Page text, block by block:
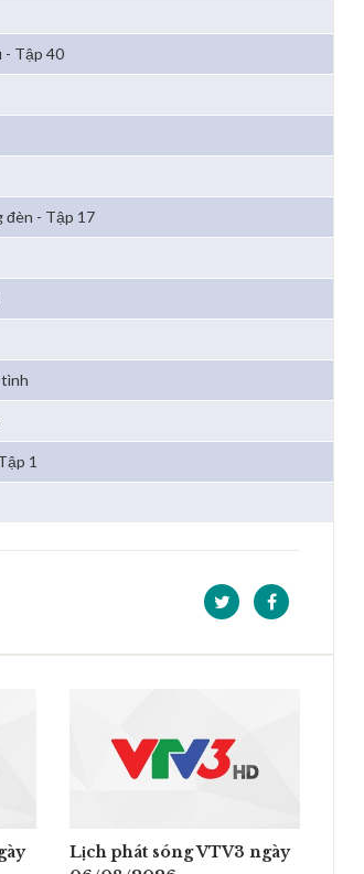
- Tập 40
đèn - Tập 17
1
Lịch phát sóng VTV3 ngày